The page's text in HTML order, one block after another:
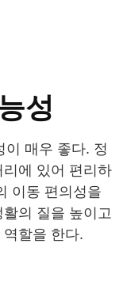
성
이 매우 좋다. 정
에 있어 편리하
이동 편의성을
의 질을 높이고
할을 한다.